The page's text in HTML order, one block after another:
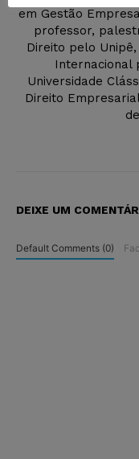
em Gestão
professor,
Direito pelo
Internacional
Universidade
Direito
DEIXE UM
Default Comments (0)